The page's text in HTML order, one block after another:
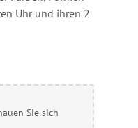
Uhr und ihren 2
Sie sich